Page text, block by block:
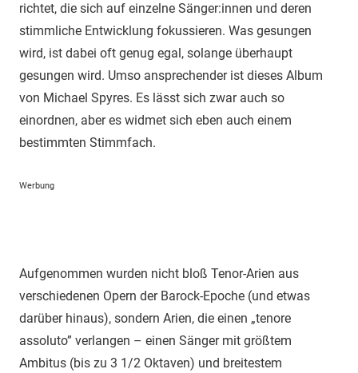
richtet, die sich auf einzelne Sänger:innen und deren
stimmliche Entwicklung fokussieren. Was gesungen
wird, ist dabei oft genug egal, solange überhaupt
gesungen wird. Umso ansprechender ist dieses Album
von Michael Spyres. Es lässt sich zwar auch so
einordnen, aber es widmet sich eben auch einem
bestimmten Stimmfach.
Werbung
Aufgenommen wurden nicht bloß Tenor-Arien aus
verschiedenen Opern der Barock-Epoche (und etwas
darüber hinaus), sondern Arien, die einen „tenore
assoluto” verlangen – einen Sänger mit größtem
Ambitus (bis zu 3 1/2 Oktaven) und breitestem